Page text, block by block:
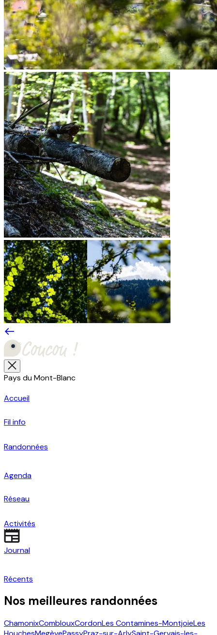
Pays du Mont-Blanc
Accueil
Fil info
Randonnées
Agenda
Réseau
Activités
Journal
Récents
Nos meilleures randonnées
ChamonixComblouxCordonLes Contamines-MontjoieLes